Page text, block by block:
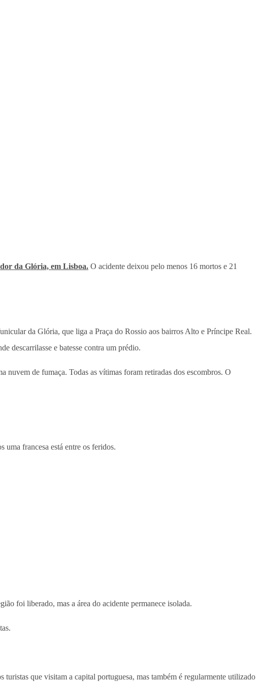
da Glória, em Lisboa. O acidente deixou pelo menos 16 mortos e 21
da Glória, que liga a Praça do Rossio aos bairros Alto e Príncipe Real.
descarrilasse e batesse contra um prédio.
nuvem de fumaça. Todas as vítimas foram retiradas dos escombros. O
uma francesa está entre os feridos.
foi liberado, mas a área do acidente permanece isolada.
que visitam a capital portuguesa, mas também é regularmente utilizado